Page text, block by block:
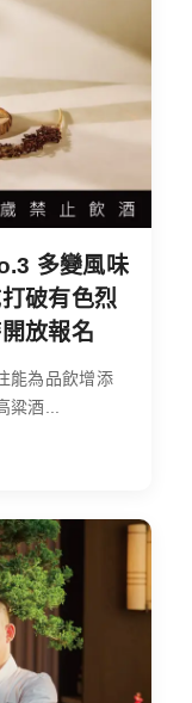
多變風味
破有色烈
放報名
能為品飲增添
酒...